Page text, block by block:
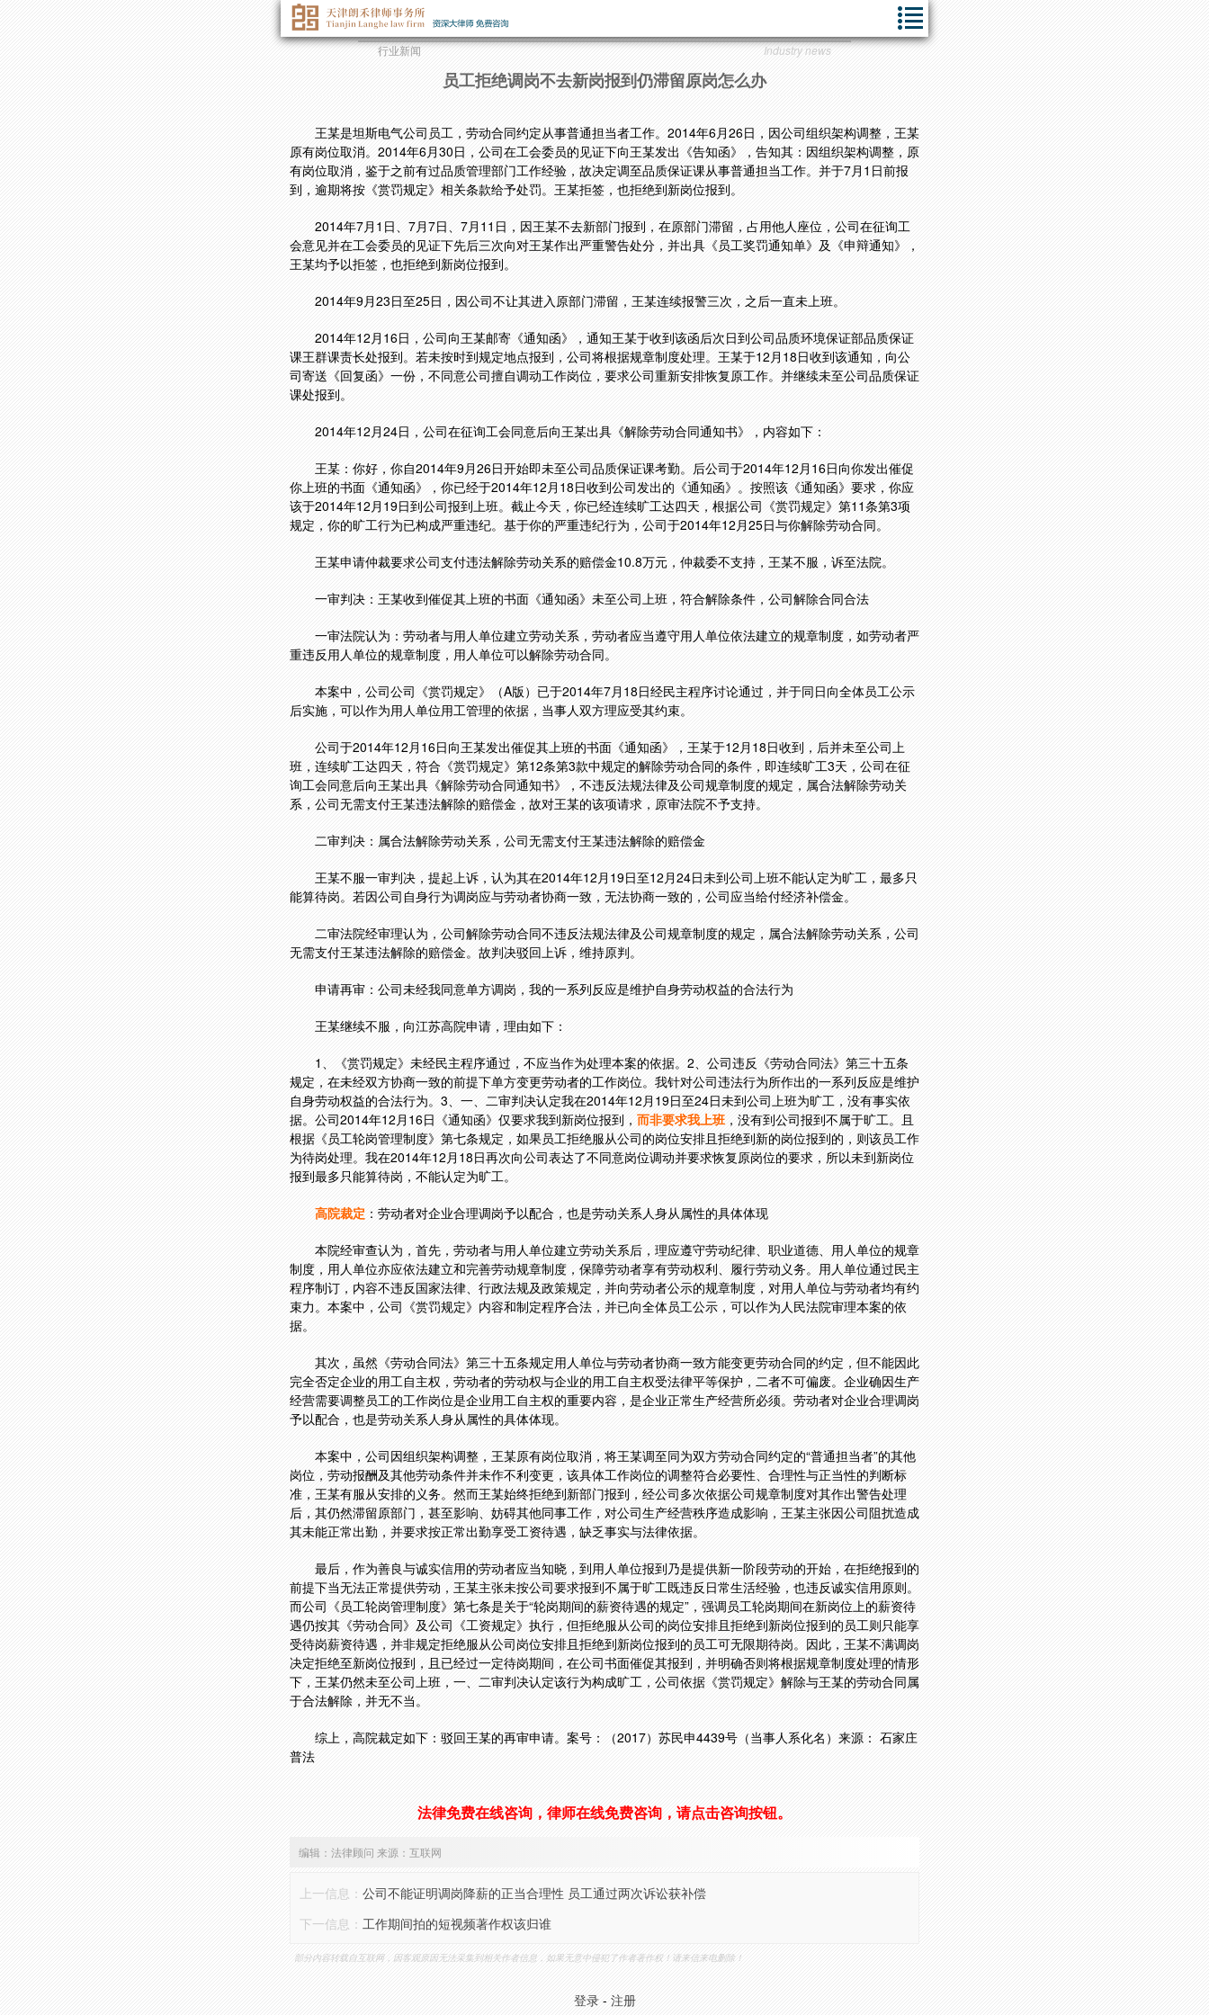
行业新闻 Industry news
员工拒绝调岗不去新岗报到仍滞留原岗怎么办
王某是坦斯电气公司员工，劳动合同约定从事普通担当者工作。2014年6月26日，因公司组织架构调整，王某
原有岗位取消。2014年6月30日，公司在工会委员的见证下向王某发出《告知函》，告知其：因组织架构调整，原
有岗位取消，鉴于之前有过品质管理部门工作经验，故决定调至品质保证课从事普通担当工作。并于7月1日前报
到，逾期将按《赏罚规定》相关条款给予处罚。王某拒签，也拒绝到新岗位报到。
2014年7月1日、7月7日、7月11日，因王某不去新部门报到，在原部门滞留，占用他人座位，公司在征询工
会意见并在工会委员的见证下先后三次向对王某作出严重警告处分，并出具《员工奖罚通知单》及《申辩通知》，
王某均予以拒签，也拒绝到新岗位报到。
2014年9月23日至25日，因公司不让其进入原部门滞留，王某连续报警三次，之后一直未上班。
2014年12月16日，公司向王某邮寄《通知函》，通知王某于收到该函后次日到公司品质环境保证部品质保证
课王群课责长处报到。若未按时到规定地点报到，公司将根据规章制度处理。王某于12月18日收到该通知，向公
司寄送《回复函》一份，不同意公司擅自调动工作岗位，要求公司重新安排恢复原工作。并继续未至公司品质保证
课处报到。
2014年12月24日，公司在征询工会同意后向王某出具《解除劳动合同通知书》，内容如下：
王某：你好，你自2014年9月26日开始即未至公司品质保证课考勤。后公司于2014年12月16日向你发出催促
你上班的书面《通知函》，你已经于2014年12月18日收到公司发出的《通知函》。按照该《通知函》要求，你应
该于2014年12月19日到公司报到上班。截止今天，你已经连续旷工达四天，根据公司《赏罚规定》第11条第3项
规定，你的旷工行为已构成严重违纪。基于你的严重违纪行为，公司于2014年12月25日与你解除劳动合同。
王某申请仲裁要求公司支付违法解除劳动关系的赔偿金10.8万元，仲裁委不支持，王某不服，诉至法院。
一审判决：王某收到催促其上班的书面《通知函》未至公司上班，符合解除条件，公司解除合同合法
一审法院认为：劳动者与用人单位建立劳动关系，劳动者应当遵守用人单位依法建立的规章制度，如劳动者严
重违反用人单位的规章制度，用人单位可以解除劳动合同。
本案中，公司公司《赏罚规定》（A版）已于2014年7月18日经民主程序讨论通过，并于同日向全体员工公示
后实施，可以作为用人单位用工管理的依据，当事人双方理应受其约束。
公司于2014年12月16日向王某发出催促其上班的书面《通知函》，王某于12月18日收到，后并未至公司上
班，连续旷工达四天，符合《赏罚规定》第12条第3款中规定的解除劳动合同的条件，即连续旷工3天，公司在征
询工会同意后向王某出具《解除劳动合同通知书》，不违反法规法律及公司规章制度的规定，属合法解除劳动关
系，公司无需支付王某违法解除的赔偿金，故对王某的该项请求，原审法院不予支持。
二审判决：属合法解除劳动关系，公司无需支付王某违法解除的赔偿金
王某不服一审判决，提起上诉，认为其在2014年12月19日至12月24日未到公司上班不能认定为旷工，最多只
能算待岗。若因公司自身行为调岗应与劳动者协商一致，无法协商一致的，公司应当给付经济补偿金。
二审法院经审理认为，公司解除劳动合同不违反法规法律及公司规章制度的规定，属合法解除劳动关系，公司
无需支付王某违法解除的赔偿金。故判决驳回上诉，维持原判。
申请再审：公司未经我同意单方调岗，我的一系列反应是维护自身劳动权益的合法行为
王某继续不服，向江苏高院申请，理由如下：
1、《赏罚规定》未经民主程序通过，不应当作为处理本案的依据。2、公司违反《劳动合同法》第三十五条
规定，在未经双方协商一致的前提下单方变更劳动者的工作岗位。我针对公司违法行为所作出的一系列反应是维护
自身劳动权益的合法行为。3、一、二审判决认定我在2014年12月19日至24日未到公司上班为旷工，没有事实依
据。公司2014年12月16日《通知函》仅要求我到新岗位报到， 而非要求我上班，没有到公司报到不属于旷工。且
根据《员工轮岗管理制度》第七条规定，如果员工拒绝服从公司的岗位安排且拒绝到新的岗位报到的，则该员工作
为待岗处理。我在2014年12月18日再次向公司表达了不同意岗位调动并要求恢复原岗位的要求，所以未到新岗位
报到最多只能算待岗，不能认定为旷工。
高院裁定 ：劳动者对企业合理调岗予以配合，也是劳动关系人身从属性的具体体现
本院经审查认为，首先，劳动者与用人单位建立劳动关系后，理应遵守劳动纪律、职业道德、用人单位的规章
制度，用人单位亦应依法建立和完善劳动规章制度，保障劳动者享有劳动权利、履行劳动义务。用人单位通过民主
程序制订，内容不违反国家法律、行政法规及政策规定，并向劳动者公示的规章制度，对用人单位与劳动者均有约
束力。本案中，公司《赏罚规定》内容和制定程序合法，并已向全体员工公示，可以作为人民法院审理本案的依
据。
其次，虽然《劳动合同法》第三十五条规定用人单位与劳动者协商一致方能变更劳动合同的约定，但不能因此
完全否定企业的用工自主权，劳动者的劳动权与企业的用工自主权受法律平等保护，二者不可偏废。企业确因生产
经营需要调整员工的工作岗位是企业用工自主权的重要内容，是企业正常生产经营所必须。劳动者对企业合理调岗
予以配合，也是劳动关系人身从属性的具体体现。
本案中，公司因组织架构调整，王某原有岗位取消，将王某调至同为双方劳动合同约定的“普通担当者”的其他
岗位，劳动报酬及其他劳动条件并未作不利变更，该具体工作岗位的调整符合必要性、合理性与正当性的判断标
准，王某有服从安排的义务。然而王某始终拒绝到新部门报到，经公司多次依据公司规章制度对其作出警告处理
后，其仍然滞留原部门，甚至影响、妨碍其他同事工作，对公司生产经营秩序造成影响，王某主张因公司阻扰造成
其未能正常出勤，并要求按正常出勤享受工资待遇，缺乏事实与法律依据。
最后，作为善良与诚实信用的劳动者应当知晓，到用人单位报到乃是提供新一阶段劳动的开始，在拒绝报到的
前提下当无法正常提供劳动，王某主张未按公司要求报到不属于旷工既违反日常生活经验，也违反诚实信用原则。
而公司《员工轮岗管理制度》第七条是关于“轮岗期间的薪资待遇的规定”，强调员工轮岗期间在新岗位上的薪资待
遇仍按其《劳动合同》及公司《工资规定》执行，但拒绝服从公司的岗位安排且拒绝到新岗位报到的员工则只能享
受待岗薪资待遇，并非规定拒绝服从公司岗位安排且拒绝到新岗位报到的员工可无限期待岗。因此，王某不满调岗
决定拒绝至新岗位报到，且已经过一定待岗期间，在公司书面催促其报到，并明确否则将根据规章制度处理的情形
下，王某仍然未至公司上班，一、二审判决认定该行为构成旷工，公司依据《赏罚规定》解除与王某的劳动合同属
于合法解除，并无不当。
综上，高院裁定如下：驳回王某的再审申请。案号：（2017）苏民申4439号（当事人系化名）来源： 石家庄
普法
法律免费在线咨询，律师在线免费咨询，请点击咨询按钮。
编辑：法律顾问 来源：互联网
上一信息： 公司不能证明调岗降薪的正当合理性 员工通过两次诉讼获补偿
下一信息： 工作期间拍的短视频著作权该归谁
部分内容转载自互联网，因客观原因无法采集到相关作者信息，如果无意中侵犯了作者著作权！请来信来电删除！
登录- 注册